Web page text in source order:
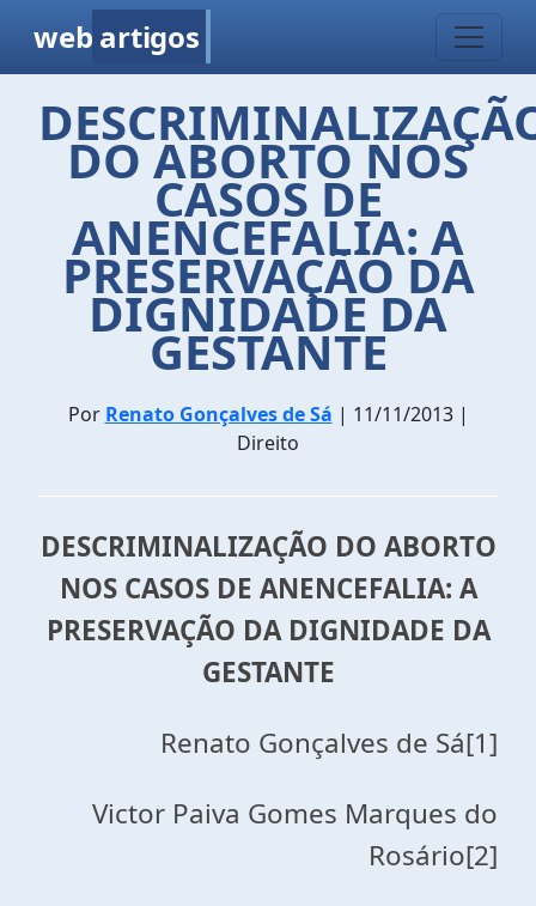
web artigos
DO ABORTO NOS
CASOS DE
ANENCEFALIA: A
PRESERVAÇÃO DA
DIGNIDADE DA
GESTANTE
Por Renato Gonçalves de Sá | 11/11/2013 |
Direito
DESCRIMINALIZAÇÃO DO ABORTO
NOS CASOS DE ANENCEFALIA: A
PRESERVAÇÃO DA DIGNIDADE DA
GESTANTE
Renato Gonçalves de Sá[1]
Victor Paiva Gomes Marques do
Rosário[2]